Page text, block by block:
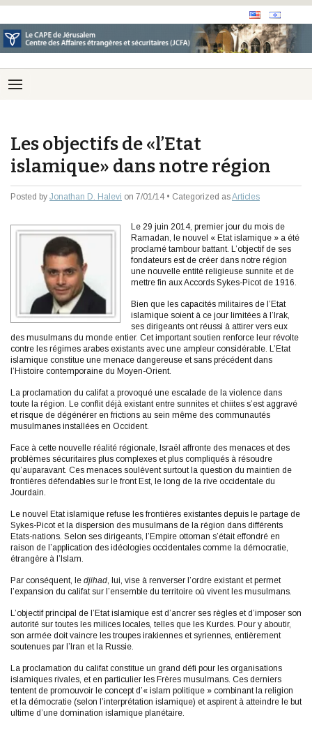
Les objectifs de «l’Etat
islamique» dans notre région
Posted by Jonathan D. Halevi on 7/01/14 • Categorized asArticles
Le 29 juin 2014, premier jour du mois de
Ramadan, le nouvel « Etat islamique » a été
proclamé tambour battant. L’objectif de ses
fondateurs est de créer dans notre région
une nouvelle entité religieuse sunnite et de
mettre fin aux Accords Sykes-Picot de 1916.
Bien que les capacités militaires de l’Etat
islamique soient à ce jour limitées à l’Irak,
ses dirigeants ont réussi à attirer vers eux
des musulmans du monde entier. Cet important soutien renforce leur révolte
contre les régimes arabes existants avec une ampleur considérable. L’Etat
islamique constitue une menace dangereuse et sans précédent dans
l’Histoire contemporaine du Moyen-Orient.
La proclamation du califat a provoqué une escalade de la violence dans
toute la région. Le conflit déjà existant entre sunnites et chiites s’est aggravé
et risque de dégénérer en frictions au sein même des communautés
musulmanes installées en Occident.
Face à cette nouvelle réalité régionale, Israël affronte des menaces et des
problèmes sécuritaires plus complexes et plus compliqués à résoudre
qu’auparavant. Ces menaces soulèvent surtout la question du maintien de
frontières défendables sur le front Est, le long de la rive occidentale du
Jourdain.
Le nouvel Etat islamique refuse les frontières existantes depuis le partage de
Sykes-Picot et la dispersion des musulmans de la région dans différents
Etats-nations. Selon ses dirigeants, l’Empire ottoman s’était effondré en
raison de l’application des idéologies occidentales comme la démocratie,
étrangère à l’Islam.
Par conséquent, le djihad, lui, vise à renverser l’ordre existant et permet
l’expansion du califat sur l’ensemble du territoire où vivent les musulmans.
L’objectif principal de l’Etat islamique est d’ancrer ses règles et d’imposer son
autorité sur toutes les milices locales, telles que les Kurdes. Pour y aboutir,
son armée doit vaincre les troupes irakiennes et syriennes, entièrement
soutenues par l’Iran et la Russie.
La proclamation du califat constitue un grand défi pour les organisations
islamiques rivales, et en particulier les Frères musulmans. Ces derniers
tentent de promouvoir le concept d’« islam politique » combinant la religion
et la démocratie (selon l’interprétation islamique) et aspirent à atteindre le but
ultime d’une domination islamique planétaire.